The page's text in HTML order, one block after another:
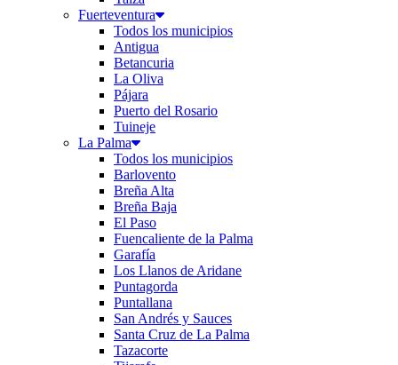
Fuerteventura
Todos los municipios
Antigua
Betancuria
La Oliva
Pájara
Puerto del Rosario
Tuineje
La Palma
Todos los municipios
Barlovento
Breña Alta
Breña Baja
El Paso
Fuencaliente de la Palma
Garafía
Los Llanos de Aridane
Puntagorda
Puntallana
San Andrés y Sauces
Santa Cruz de La Palma
Tazacorte